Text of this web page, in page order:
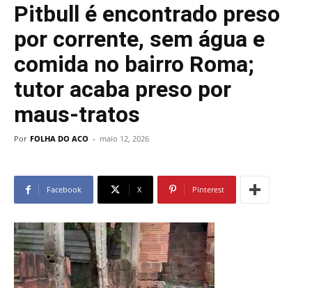
Pitbull é encontrado preso
por corrente, sem água e
comida no bairro Roma;
tutor acaba preso por
maus-tratos
Por FOLHA DO ACO - maio 12, 2026
Facebook X Pinterest